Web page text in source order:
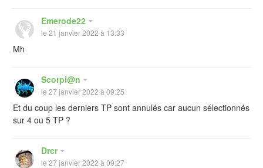
Emerode22
le 21 janvier 2022 à 13:33
Mh
Scorpi@n
le 27 janvier 2022 à 09:25
Et du coup les derniers TP sont annulés car aucun sélectionnés
sur 4 ou 5 TP ?
Drcr
le 27 janvier 2022 à 09:27